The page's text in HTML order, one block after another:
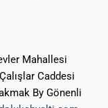
Mahallesi
Caddesi
By Gönenli